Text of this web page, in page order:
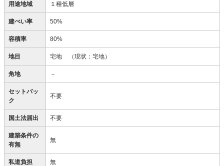
用途地域 １種低層
建ぺい率 50%
容積率 80%
地目 宅地 （現状：宅地）
角地 －
セットバッ
ク
不要
国土法届出 不要
建築条件の
有無
無
私道負担 無